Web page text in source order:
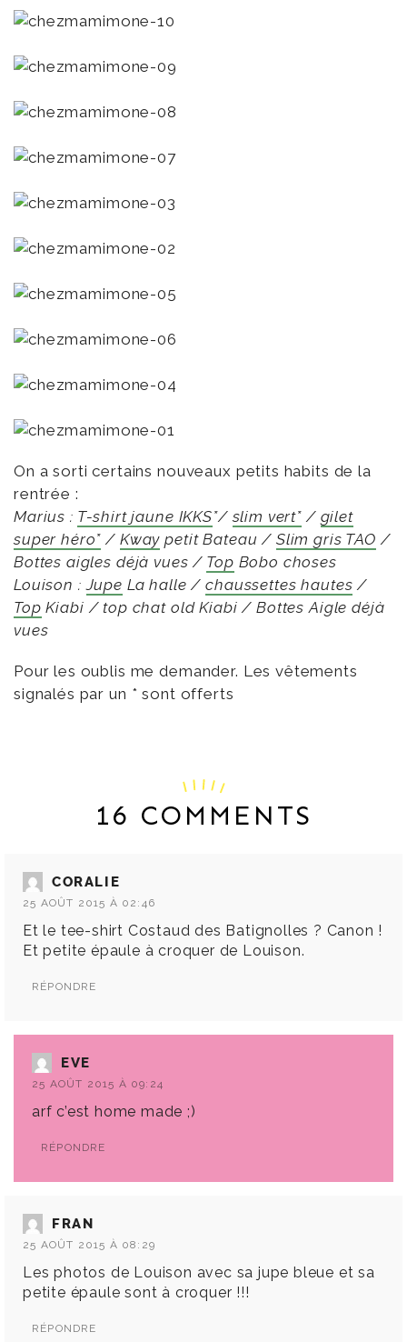
On a sorti certains nouveaux petits habits de la
rentrée :
Marius : T-shirt jaune IKKS*/slim vert* / gilet
super héro* / Kway petit Bateau / Slim gris TAO /
Bottes aigles déjà vues / Top Bobo choses
Louison :Jupe La halle /chaussettes hautes /
Top Kiabi / top chat old Kiabi / Bottes Aigle déjà
vues
Pour les oublis me demander. Les vêtements
signalés par un * sont offerts
16 COMMENTS
CORALIE
25 AOÛT 2015 À 02:46
Et le tee-shirt Costaud des Batignolles ? Canon !
Et petite épaule à croquer de Louison.
RÉPONDRE
EVE
25 AOÛT 2015 À 09:24
arf c’est home made ;)
RÉPONDRE
FRAN
25 AOÛT 2015 À 08:29
Les photos de Louison avec sa jupe bleue et sa
petite épaule sont à croquer !!!
RÉPONDRE